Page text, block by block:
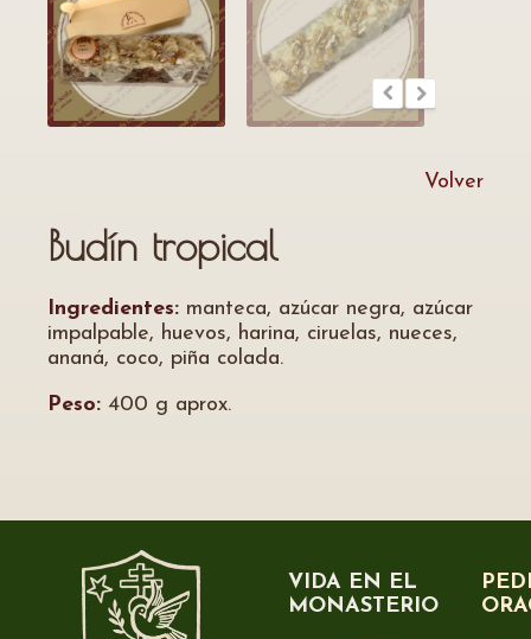
Volver
Budín tropical
Ingredientes: manteca, azúcar negra, azúcar
impalpable, huevos, harina, ciruelas, nueces,
ananá, coco, piña colada.
Peso: 400 g aprox.
VIDA EN EL
MONASTERIO